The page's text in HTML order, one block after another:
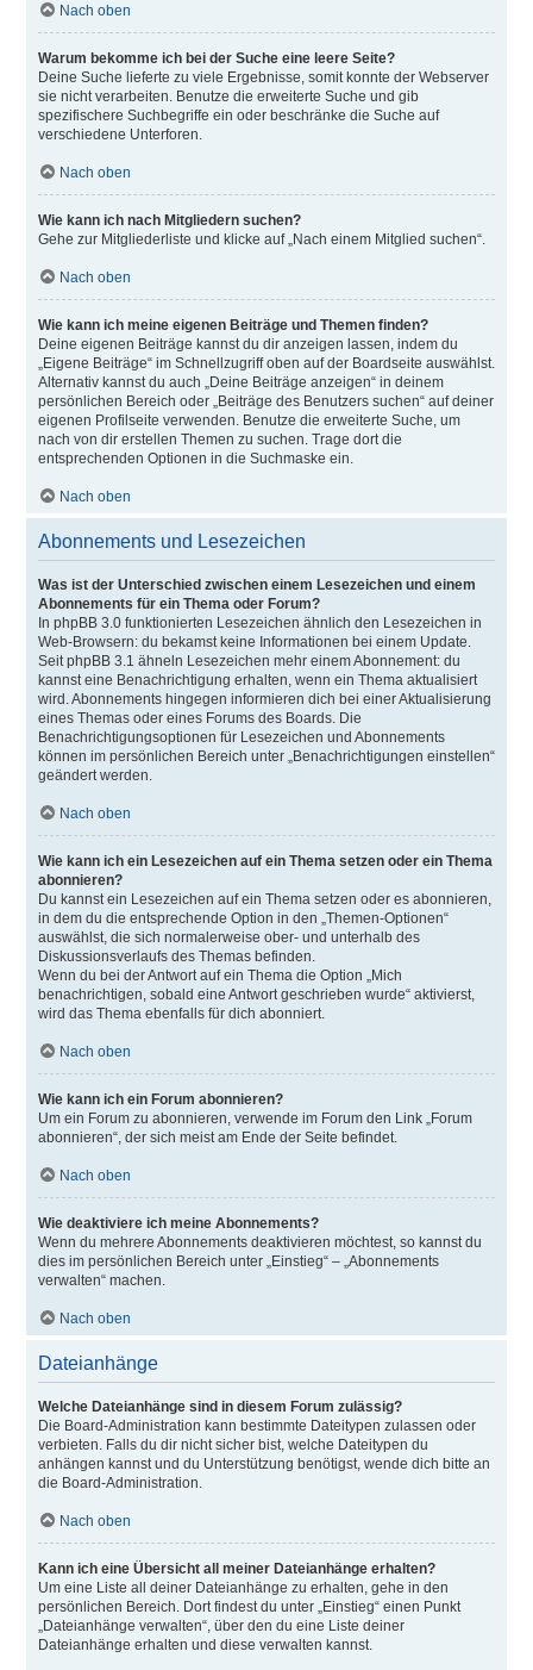
Nach oben
Warum bekomme ich bei der Suche eine leere Seite?
Deine Suche lieferte zu viele Ergebnisse, somit konnte der Webserver
sie nicht verarbeiten. Benutze die erweiterte Suche und gib
spezifischere Suchbegriffe ein oder beschränke die Suche auf
verschiedene Unterforen.
Nach oben
Wie kann ich nach Mitgliedern suchen?
Gehe zur Mitgliederliste und klicke auf „Nach einem Mitglied suchen“.
Nach oben
Wie kann ich meine eigenen Beiträge und Themen finden?
Deine eigenen Beiträge kannst du dir anzeigen lassen, indem du
„Eigene Beiträge“ im Schnellzugriff oben auf der Boardseite auswählst.
Alternativ kannst du auch „Deine Beiträge anzeigen“ in deinem
persönlichen Bereich oder „Beiträge des Benutzers suchen“ auf deiner
eigenen Profilseite verwenden. Benutze die erweiterte Suche, um
nach von dir erstellen Themen zu suchen. Trage dort die
entsprechenden Optionen in die Suchmaske ein.
Nach oben
Abonnements und Lesezeichen
Was ist der Unterschied zwischen einem Lesezeichen und einem
Abonnements für ein Thema oder Forum?
In phpBB 3.0 funktionierten Lesezeichen ähnlich den Lesezeichen in
Web-Browsern: du bekamst keine Informationen bei einem Update.
Seit phpBB 3.1 ähneln Lesezeichen mehr einem Abonnement: du
kannst eine Benachrichtigung erhalten, wenn ein Thema aktualisiert
wird. Abonnements hingegen informieren dich bei einer Aktualisierung
eines Themas oder eines Forums des Boards. Die
Benachrichtigungsoptionen für Lesezeichen und Abonnements
können im persönlichen Bereich unter „Benachrichtigungen einstellen“
geändert werden.
Nach oben
Wie kann ich ein Lesezeichen auf ein Thema setzen oder ein Thema
abonnieren?
Du kannst ein Lesezeichen auf ein Thema setzen oder es abonnieren,
in dem du die entsprechende Option in den „Themen-Optionen“
auswählst, die sich normalerweise ober- und unterhalb des
Diskussionsverlaufs des Themas befinden.
Wenn du bei der Antwort auf ein Thema die Option „Mich
benachrichtigen, sobald eine Antwort geschrieben wurde“ aktivierst,
wird das Thema ebenfalls für dich abonniert.
Nach oben
Wie kann ich ein Forum abonnieren?
Um ein Forum zu abonnieren, verwende im Forum den Link „Forum
abonnieren“, der sich meist am Ende der Seite befindet.
Nach oben
Wie deaktiviere ich meine Abonnements?
Wenn du mehrere Abonnements deaktivieren möchtest, so kannst du
dies im persönlichen Bereich unter „Einstieg“ – „Abonnements
verwalten“ machen.
Nach oben
Dateianhänge
Welche Dateianhänge sind in diesem Forum zulässig?
Die Board-Administration kann bestimmte Dateitypen zulassen oder
verbieten. Falls du dir nicht sicher bist, welche Dateitypen du
anhängen kannst und du Unterstützung benötigst, wende dich bitte an
die Board-Administration.
Nach oben
Kann ich eine Übersicht all meiner Dateianhänge erhalten?
Um eine Liste all deiner Dateianhänge zu erhalten, gehe in den
persönlichen Bereich. Dort findest du unter „Einstieg“ einen Punkt
„Dateianhänge verwalten“, über den du eine Liste deiner
Dateianhänge erhalten und diese verwalten kannst.